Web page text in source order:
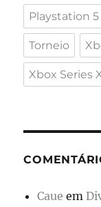
Playstation 5
Torneio
Xbox Series
Caue em